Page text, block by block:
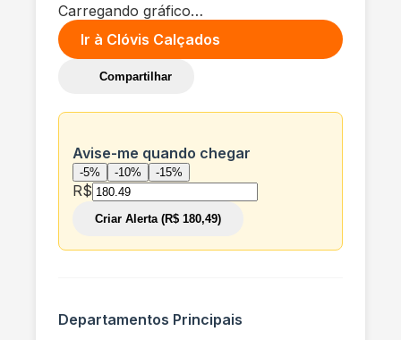
Carregando gráfico…
Ir à Clóvis Calçados
Compartilhar
Avise-me quando chegar
-5% -10% -15%
R$
Criar Alerta (R$ 180,49)
Departamentos Principais